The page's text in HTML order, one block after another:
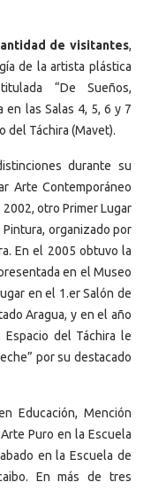
de visitantes,
de la artista plástica
“De Sueños,
en las Salas 4, 5, 6 y 7
del Táchira (Mavet).
durante su
Arte Contemporáneo
otro Primer Lugar
organizado por
En el 2005 obtuvo la
en el Museo
en el 1.er Salón de
Aragua, y en el año
del Táchira le
por su destacado
Educación, Mención
Puro en la Escuela
en la Escuela de
En más de tres